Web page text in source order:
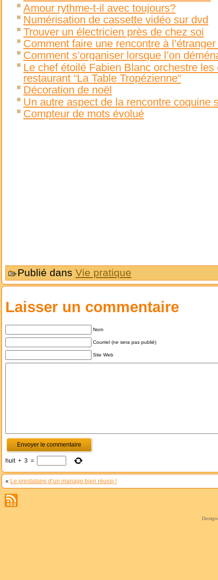
Amour rythme-t-il avec toujours?
Numérisation de cassette vidéo sur dvd
Trouver un électricien près de chez soi
Comment faire une rencontre à l’étranger
Comment s’organiser lorsque l’on
Le chef étoilé Fabien Blanc orchestre
restaurant “La Table Tropézienne“
Décoration de noël
Un autre aspect de la rencontre coquine
Compteur de mots évolué
Publié dans Vie pratique
Laisser un commentaire
Nom
Courriel (ne sera pas publié)
Site Web
huit + 3 =
« Le prestataire d’un mariage bien réussi !